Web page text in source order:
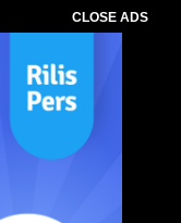
CLOSE ADS